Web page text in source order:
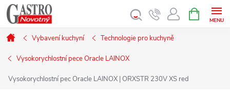
Přejít
na
obsah
NÁKUPNÍ
KOŠÍK
DomůVybavení kuchyní Technologie pro kuchyně
Vysokorychlostní pece Oracle LAINOX
Vysokorychlostní pec Oracle LAINOX | ORXSTR 230V XS red